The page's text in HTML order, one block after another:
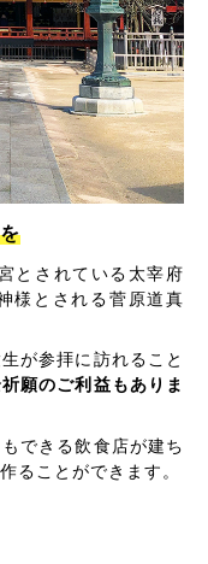
とされている太宰府
様とされる菅原道真
が参拝に訪れること
願のご利益もありま
できる飲食店が建ち
ることができます。